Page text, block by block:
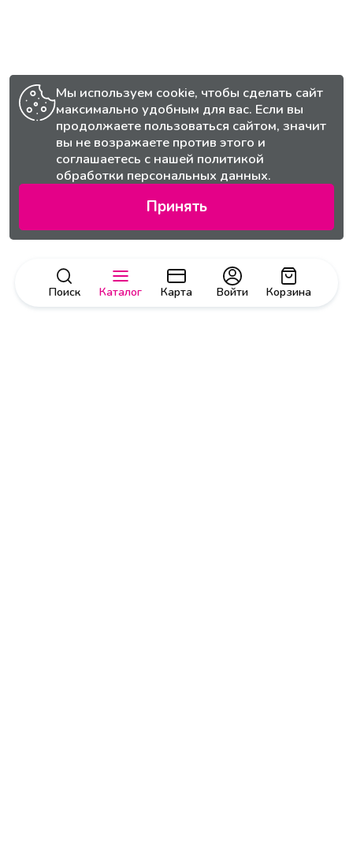
Поиск Каталог Карта Корзина
Войти
Мы используем cookie, чтобы сделать сайт
максимально удобным для вас. Если вы
продолжаете пользоваться сайтом, значит
вы не возражаете против этого и
соглашаетесь с нашей политикой
обработки персональных данных.
Принять